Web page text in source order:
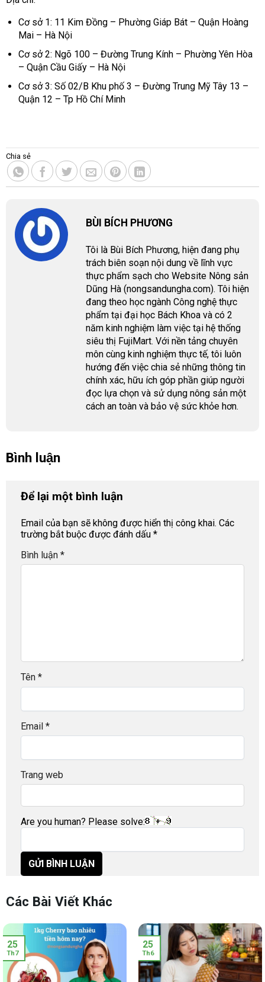
Cơ sở 1: 11 Kim Đồng – Phường Giáp Bát – Quận Hoàng
Mai – Hà Nội
Cơ sở 2: Ngõ 100 – Đường Trung Kính – Phường Yên Hòa
– Quận Cầu Giấy – Hà Nội
Cơ sở 3: Số 02/B Khu phố 3 – Đường Trung Mỹ Tây 13 –
Quận 12 – Tp Hồ Chí Minh
Chia sẻ
BÙI BÍCH PHƯƠNG
Tôi là Bùi Bích Phương, hiện đang phụ
trách biên soạn nội dung về lĩnh vực
thực phẩm sạch cho Website Nông sản
Dũng Hà (nongsandungha.com). Tôi hiện
đang theo học ngành Công nghệ thực
phẩm tại đại học Bách Khoa và có 2
năm kinh nghiệm làm việc tại hệ thống
siêu thị FujiMart. Với nền tảng chuyên
môn cùng kinh nghiệm thực tế, tôi luôn
hướng đến việc chia sẻ những thông tin
chính xác, hữu ích góp phần giúp người
đọc lựa chọn và sử dụng nông sản một
cách an toàn và bảo vệ sức khỏe hơn.
Bình luận
Để lại một bình luận
Email của bạn sẽ không được hiển thị công khai. Các
trường bắt buộc được đánh dấu *
Bình luận *
Tên *
Email *
Trang web
Are you human? Please solve:
Các Bài Viết Khác
25
Th7
25
Th6